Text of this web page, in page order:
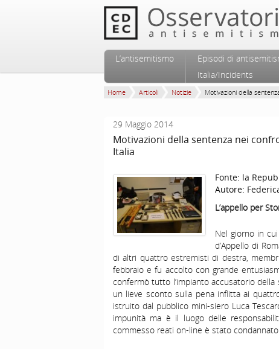
Menu principale
Vai al contenuto principale
Vai al contenuto secondario
L’antisemitismo
Episodi di
Italia/Incidents
Home Articoli Notizie Motivazioni della
29 Maggio 2014
Motivazioni della sentenza nei
Italia
Fonte: la
Autore:
L’appello per
Nel giorno in
d’Appello di
di altri quattro estremisti di destra,
febbraio e fu accolto con grande
confermò tutto l’impianto accusatorio
un lieve sconto sulla pena inflitta ai
istruito dal pubblico mini-siero Luca
impunità ma è il luogo delle
commesso reati on-line è stato